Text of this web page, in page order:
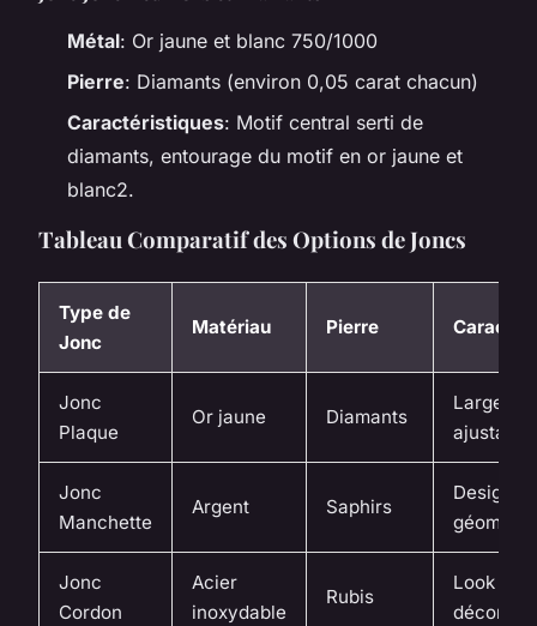
Métal: Or jaune et blanc 750/1000
Pierre: Diamants (environ 0,05 carat chacun)
Caractéristiques: Motif central serti de
diamants, entourage du motif en or jaune et
blanc2.
Tableau Comparatif des Options de Joncs
Type de
Jonc
Matériau Pierre
Jonc
Plaque
Or jaune Diamants
Largeur
ajustable
Jonc
Manchette
Argent Saphirs
Design
Jonc
Cordon
Acier
inoxydable
Rubis
Look